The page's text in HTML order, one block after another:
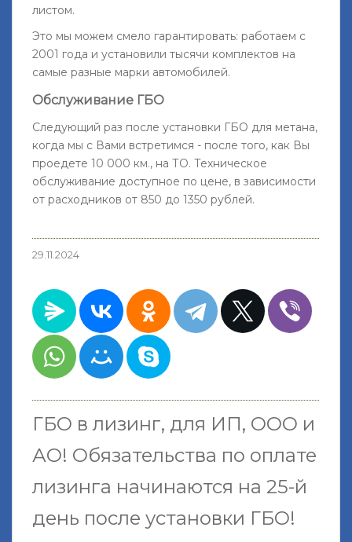
листом.
Это мы можем смело гарантировать: работаем с
2001 года и установили тысячи комплектов на
самые разные марки автомобилей.
Обслуживание ГБО
Следующий раз после установки ГБО для метана,
когда мы с Вами встретимся - после того, как Вы
проедете 10 000 км., на ТО. Техническое
обслуживание доступное по цене, в зависимости
от расходников от 850 до 1350 рублей.
29.11.2024
ГБО в лизинг, для ИП, ООО и
АО! Обязательства по оплате
лизинга начинаются на 25-й
день после установки ГБО!